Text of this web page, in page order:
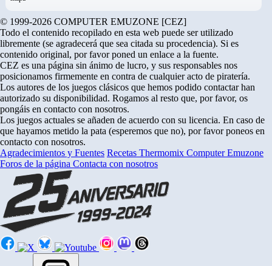
© 1999-2026 COMPUTER EMUZONE [CEZ]
Todo el contenido recopilado en esta web puede ser utilizado
libremente (se agradecerá que sea citada su procedencia). Si es
contenido original, por favor poned un enlace a la fuente.
CEZ es una página sin ánimo de lucro, y sus responsables nos
posicionamos firmemente en contra de cualquier acto de piratería.
Los autores de los juegos clásicos que hemos podido contactar han
autorizado su disponibilidad. Rogamos al resto que, por favor, os
pongáis en contacto con nosotros.
Los juegos actuales se añaden de acuerdo con su licencia. En caso de
que hayamos metido la pata (esperemos que no), por favor poneos en
contacto con nosotros.
Agradecimientos y Fuentes Recetas Thermomix Computer Emuzone
Foros de la página Contacta con nosotros